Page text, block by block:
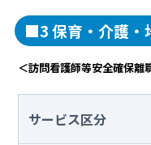
■3 保育・介護・
＜訪問看護師等安全確保
サービス区分